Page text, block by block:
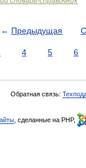
← Предыдущая
4 5 6
Обратная связь:
, сделанные на PHP,